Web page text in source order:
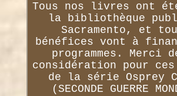
Tous nos livres ont
la bibliothèque
Sacramento, et
bénéfices vont à
programmes. Merci
considération pour
de la série Osprey
(SECONDE GUERRE